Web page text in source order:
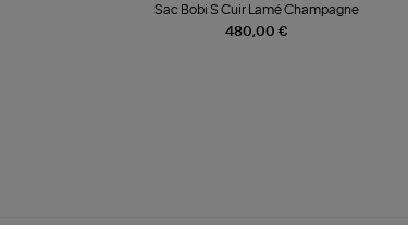
480,00 €
Sac Bobi S Cuir Lamé Champagne